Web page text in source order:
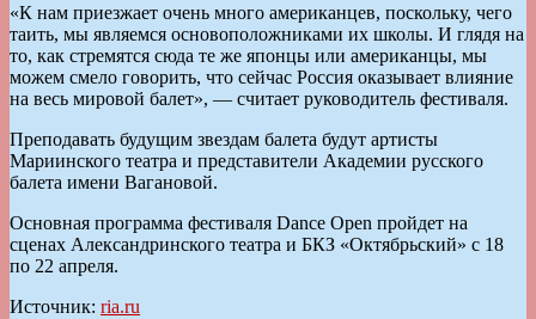
«К нам приезжает очень много американцев, поскольку, чего
таить, мы являемся основоположниками их школы. И глядя на
то, как стремятся сюда те же японцы или американцы, мы
можем смело говорить, что сейчас Россия оказывает влияние
на весь мировой балет», — считает руководитель фестиваля.
Преподавать будущим звездам балета будут артисты
Мариинского театра и представители Академии русского
балета имени Вагановой.
Основная программа фестиваля Dance Open пройдет на
сценах Александринского театра и БКЗ «Октябрьский» с 18
по 22 апреля.
Источник: ria.ru